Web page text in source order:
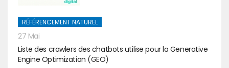
RÉFÉRENCEMENT NATUREL
27 Mai
Liste des crawlers des chatbots utilise pour la Generative
Engine Optimization (GEO)